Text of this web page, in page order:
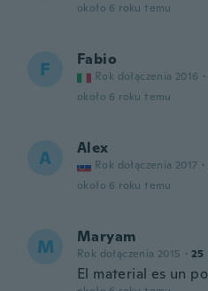
około 6 roku temu
F Fabio
Rok dołączenia 2016 ·
około 6 roku temu
A Alex
Rok dołączenia 2017 ·
około 6 roku temu
M Maryam
Rok dołączenia 2015 · 25
El material es un